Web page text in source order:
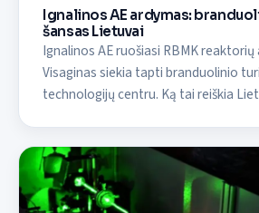
Ignalinos AE ardymas:
šansas Lietuvai
Ignalinos AE ruošiasi RBMK reaktorių
Visaginas siekia tapti branduolinio
technologijų centru. Ką tai reiškia